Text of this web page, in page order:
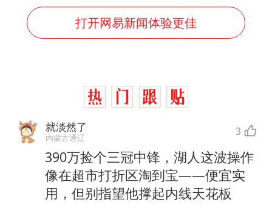
打开网易新闻体验更佳
就淡然了
内蒙古通辽 3
390万捡个三冠中锋，湖人这波操作
像在超市打折区淘到宝——便宜实
用，但别指望他撑起内线天花板